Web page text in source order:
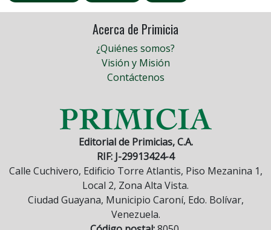
Acerca de Primicia
¿Quiénes somos?
Visión y Misión
Contáctenos
Editorial de Primicias, C.A.
RIF: J-29913424-4
Calle Cuchivero, Edificio Torre Atlantis, Piso Mezanina 1,
Local 2, Zona Alta Vista.
Ciudad Guayana, Municipio Caroní, Edo. Bolívar,
Venezuela.